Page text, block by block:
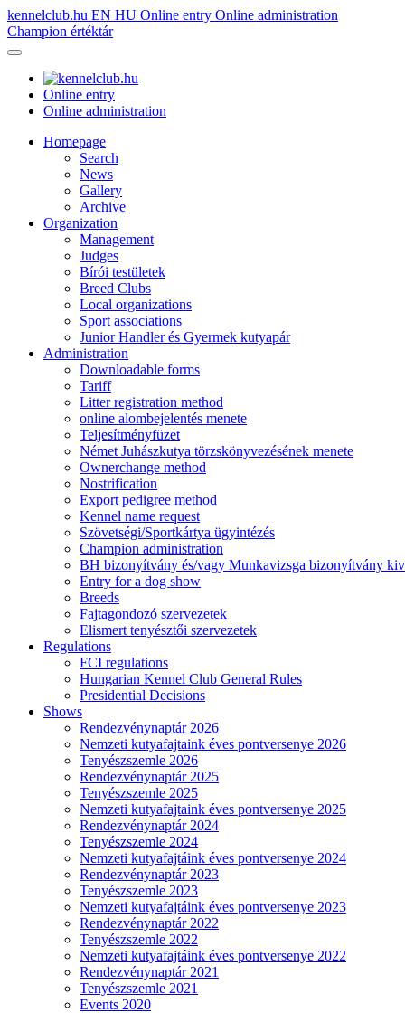
kennelclub.hu EN HU Online entry Online administration
Champion értéktár
Online entry
Online administration
Homepage
Search
News
Gallery
Archive
Organization
Management
Judges
Bírói testületek
Breed Clubs
Local organizations
Sport associations
Junior Handler és Gyermek kutyapár
Administration
Downloadable forms
Tariff
Litter registration method
online alombejelentés menete
Teljesítményfüzet
Német Juhászkutya törzskönyvezésének menete
Ownerchange method
Nostrification
Export pedigree method
Kennel name request
Szövetségi/Sportkártya ügyintézés
Champion administration
BH bizonyítvány és/vagy Munkavizsga bizonyítvány
Entry for a dog show
Breeds
Fajtagondozó szervezetek
Elismert tenyésztői szervezetek
Regulations
FCI regulations
Hungarian Kennel Club General Rules
Presidential Decisions
Shows
Rendezvénynaptár 2026
Nemzeti kutyafajtaink éves pontversenye 2026
Tenyészszemle 2026
Rendezvénynaptár 2025
Tenyészszemle 2025
Nemzeti kutyafajtaink éves pontversenye 2025
Rendezvénynaptár 2024
Tenyészszemle 2024
Nemzeti kutyafajtáink éves pontversenye 2024
Rendezvénynaptár 2023
Tenyészszemle 2023
Nemzeti kutyafajtáink éves pontversenye 2023
Rendezvénynaptár 2022
Tenyészszemle 2022
Nemzeti kutyafajtáink éves pontversenye 2022
Rendezvénynaptár 2021
Tenyészszemle 2021
Events 2020